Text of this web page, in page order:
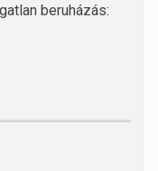
beruházás: